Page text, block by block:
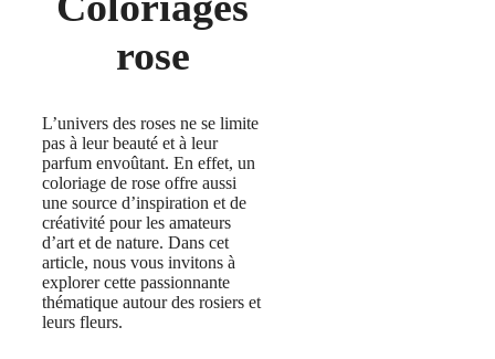
rose
L’univers des roses ne se limite
pas à leur beauté et à leur
parfum envoûtant. En effet, un
coloriage de rose offre aussi
une source d’inspiration et de
créativité pour les amateurs
d’art et de nature. Dans cet
article, nous vous invitons à
explorer cette passionnante
thématique autour des rosiers et
leurs fleurs.